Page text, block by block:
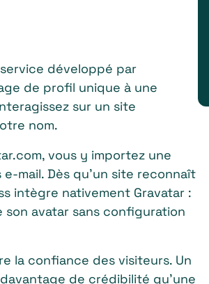
développé par
de profil unique à une
sur un site
nom.
vous y importez une
mail. Dès qu’un site reconnaît
intègre nativement Gravatar :
avatar sans configuration
la confiance des visiteurs. Un
de crédibilité qu’une